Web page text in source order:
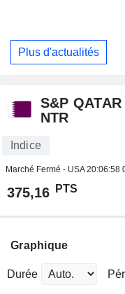
Plus d'actualités
S&P
NTR
Indice
Marché Fermé - USA20:06:58
375,16 PTS
Graphique
Durée